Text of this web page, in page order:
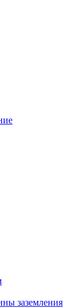
заземления